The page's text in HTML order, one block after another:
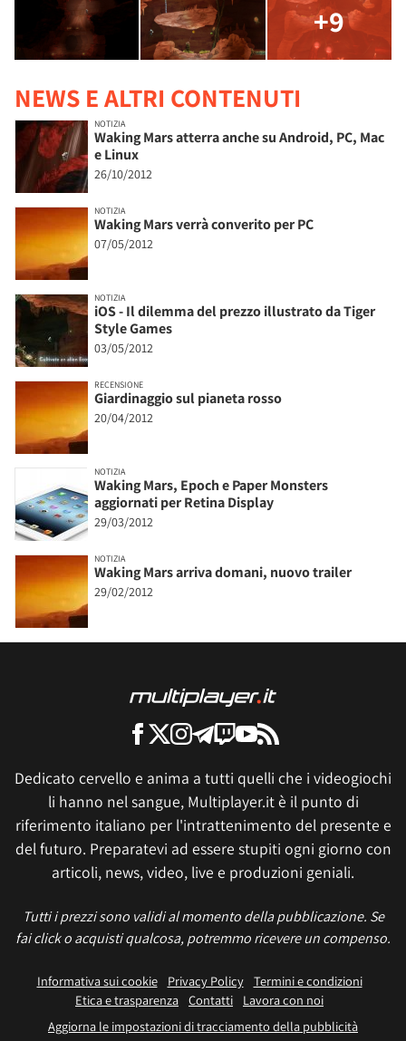
+9
NEWS E ALTRI CONTENUTI
NOTIZIA
Waking Mars atterra anche su Android, PC, Mac
e Linux
26/10/2012
NOTIZIA
Waking Mars verrà converito per PC
07/05/2012
NOTIZIA
iOS - Il dilemma del prezzo illustrato da Tiger
Style Games
03/05/2012
RECENSIONE
Giardinaggio sul pianeta rosso
20/04/2012
NOTIZIA
Waking Mars, Epoch e Paper Monsters
aggiornati per Retina Display
29/03/2012
NOTIZIA
Waking Mars arriva domani, nuovo trailer
29/02/2012
Dedicato cervello e anima a tutti quelli che i videogiochi
li hanno nel sangue, Multiplayer.it è il punto di
riferimento italiano per l'intrattenimento del presente e
del futuro. Preparatevi ad essere stupiti ogni giorno con
articoli, news, video, live e produzioni geniali.
Tutti i prezzi sono validi al momento della pubblicazione. Se
fai click o acquisti qualcosa, potremmo ricevere un compenso.
Informativa sui cookie Privacy Policy
Termini e condizioni
Etica e trasparenza Contatti
Lavora con noi
Aggiorna le impostazioni di tracciamento della pubblicità